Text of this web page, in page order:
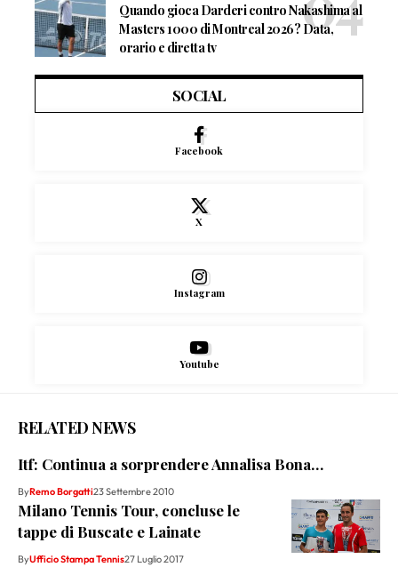
Quando gioca Darderi contro Nakashima al
Masters 1000 di Montreal 2026? Data,
orario e diretta tv
SOCIAL
Facebook
X
Instagram
Youtube
RELATED NEWS
Itf: Continua a sorprendere Annalisa Bona…
ByRemo Borgatti23 Settembre 2010
Milano Tennis Tour, concluse le
tappe di Buscate e Lainate
ByUfficio Stampa Tennis27 Luglio 2017